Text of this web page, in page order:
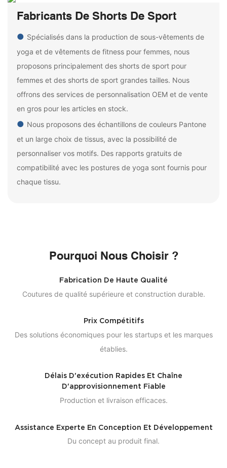
Fabricants De Shorts De Sport
● Spécialisés dans la production de sous-vêtements de
yoga et de vêtements de fitness pour femmes, nous
proposons principalement des shorts de sport pour
femmes et des shorts de sport grandes tailles. Nous
offrons des services de personnalisation OEM et de vente
en gros pour les articles en stock.
● Nous proposons des échantillons de couleurs Pantone
et un large choix de tissus, avec la possibilité de
personnaliser vos motifs. Des rapports gratuits de
compatibilité avec les postures de yoga sont fournis pour
chaque tissu.
Pourquoi Nous Choisir ?
Fabrication De Haute Qualité
Coutures de qualité supérieure et construction durable.
Prix ​​compétitifs
Des solutions économiques pour les startups et les marques
établies.
Délais D'exécution Rapides Et Chaîne
D'approvisionnement Fiable
Production et livraison efficaces.
Assistance Experte En Conception Et Développement
Du concept au produit final.